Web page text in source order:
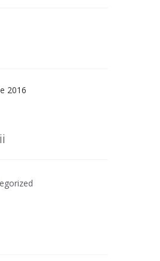
2016